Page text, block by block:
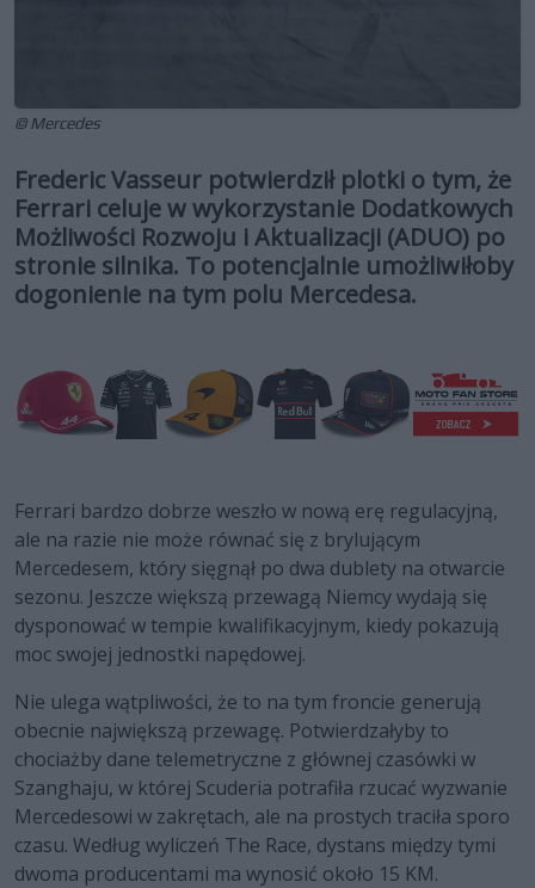
© Mercedes
Frederic Vasseur potwierdził plotki o tym, że
Ferrari celuje w wykorzystanie Dodatkowych
Możliwości Rozwoju i Aktualizacji (ADUO) po
stronie silnika. To potencjalnie umożliwiłoby
dogonienie na tym polu Mercedesa.
Ferrari bardzo dobrze weszło w nową erę regulacyjną,
ale na razie nie może równać się z brylującym
Mercedesem, który sięgnął po dwa dublety na otwarcie
sezonu. Jeszcze większą przewagą Niemcy wydają się
dysponować w tempie kwalifikacyjnym, kiedy pokazują
moc swojej jednostki napędowej.
Nie ulega wątpliwości, że to na tym froncie generują
obecnie największą przewagę. Potwierdzałyby to
chociażby dane telemetryczne z głównej czasówki w
Szanghaju, w której Scuderia potrafiła rzucać wyzwanie
Mercedesowi w zakrętach, ale na prostych traciła sporo
czasu. Według wyliczeń The Race, dystans między tymi
dwoma producentami ma wynosić około 15 KM.